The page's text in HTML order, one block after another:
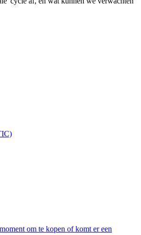
om te kopen of komt er een